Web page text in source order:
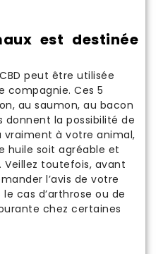
est destinée
peut être utilisée
compagnie. Ces 5
au saumon, au bacon
la possibilité de
vraiment à votre animal,
huile soit agréable et
Veillez toutefois, avant
l’avis de votre
cas d’arthrose ou de
chez certaines